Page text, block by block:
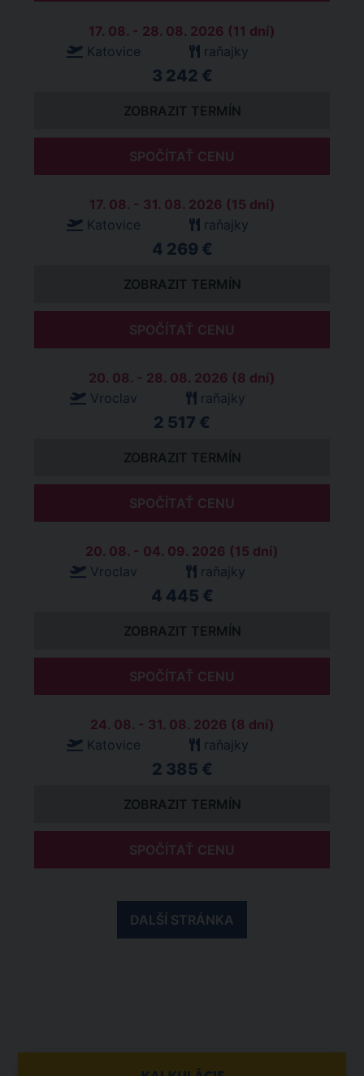
17. 08. - 28. 08. 2026 (11 dní)
Katovice
raňajky
3 242 €
ZOBRAZIT TERMÍN
SPOČÍTAŤ CENU
17. 08. - 31. 08. 2026 (15 dní)
Katovice
raňajky
4 269 €
ZOBRAZIT TERMÍN
SPOČÍTAŤ CENU
20. 08. - 28. 08. 2026 (8 dní)
Vroclav
raňajky
2 517 €
ZOBRAZIT TERMÍN
SPOČÍTAŤ CENU
20. 08. - 04. 09. 2026 (15 dní)
Vroclav
raňajky
4 445 €
ZOBRAZIT TERMÍN
SPOČÍTAŤ CENU
24. 08. - 31. 08. 2026 (8 dní)
Katovice
raňajky
2 385 €
ZOBRAZIT TERMÍN
SPOČÍTAŤ CENU
DALŠÍ STRÁNKA